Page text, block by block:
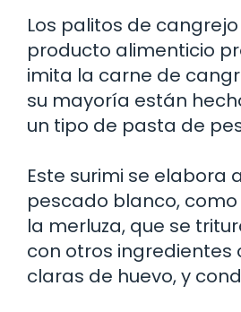
Los palitos de
producto alimenticio
imita la carne de
su mayoría están
un tipo de pasta de
Este surimi se elabora
pescado blanco,
la merluza, que se
con otros ingredientes
claras de huevo, y